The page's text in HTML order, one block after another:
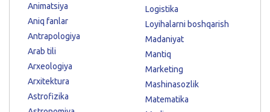
Animatsiya
Aniq fanlar
Antrapologiya
Arab tili
Arxeologiya
Arxitektura
Astrofizika
Logistika
Loyihalarni boshqarish
Madaniyat
Mantiq
Marketing
Mashinasozlik
Matematika